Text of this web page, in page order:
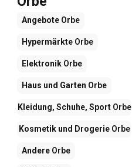
Angebote Orbe
Hypermärkte Orbe
Elektronik Orbe
Haus und Garten Orbe
Kleidung, Schuhe, SportOrbe
Kosmetik und DrogerieOrbe
Andere Orbe